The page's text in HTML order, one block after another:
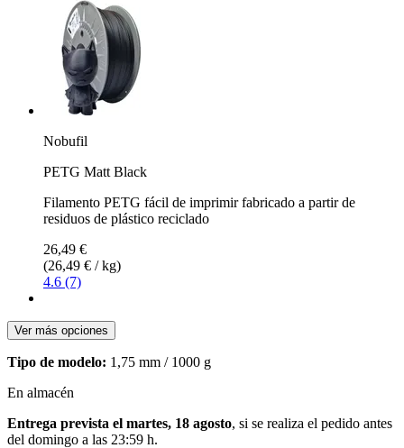
Nobufil
PETG Matt Black
Filamento PETG fácil de imprimir fabricado a partir de
residuos de plástico reciclado
26,49 €
(26,49 € / kg)
4.6 (7)
Ver más opciones
Tipo de modelo: 1,75 mm / 1000 g
En almacén
Entrega prevista el martes, 18 agosto, si se realiza el pedido antes
del domingo a las 23:59 h.